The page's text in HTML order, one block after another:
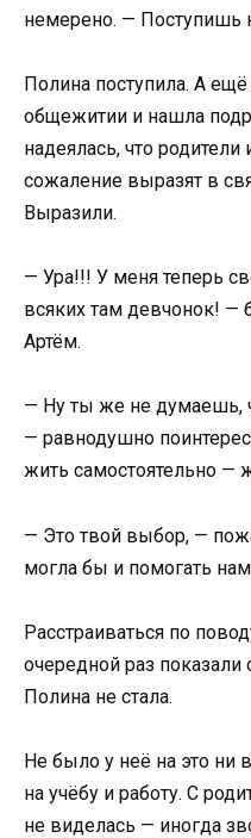
немерено. — Поступишь
Полина поступила. А
общежитии и нашла
надеялась, что
сожаление выразят в
Выразили.
— Ура!!! У меня теперь
всяких там девчонок! —
Артём.
— Ну ты же не думаешь,
— равнодушно
жить самостоятельно —
— Это твой выбор, —
могла бы и помогать
Расстраиваться по
очередной раз
Полина не стала.
Не было у неё на это ни
на учёбу и работу. С
не виделась — иногда